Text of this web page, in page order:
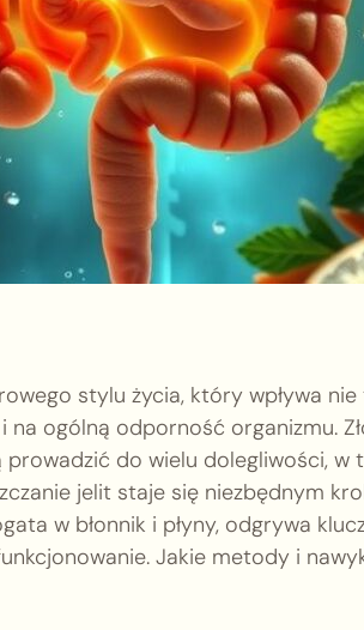
stylu życia, który wpływa
na ogólną odporność organizmu.
do wielu dolegliwości,
jelit staje się niezbędnym
w błonnik i płyny, odgrywa
Jakie metody i